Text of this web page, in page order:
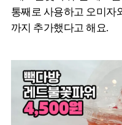
통째로 사용하고 오미자
까지 추가했다고 해요.